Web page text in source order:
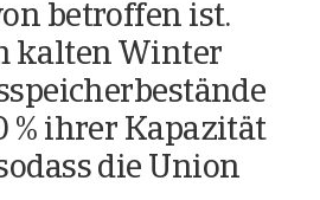
betroffen ist.
kalten Winter
% ihrer Kapazität
die Union